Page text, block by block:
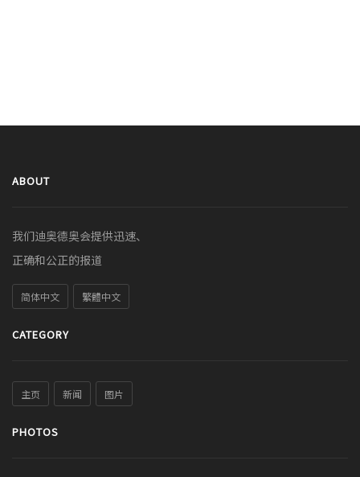
ABOUT
我们迪奥德奥会提供迅速、
正确和公正的报道
简体中文 繁體中文
CATEGORY
主页 新闻 图片
PHOTOS